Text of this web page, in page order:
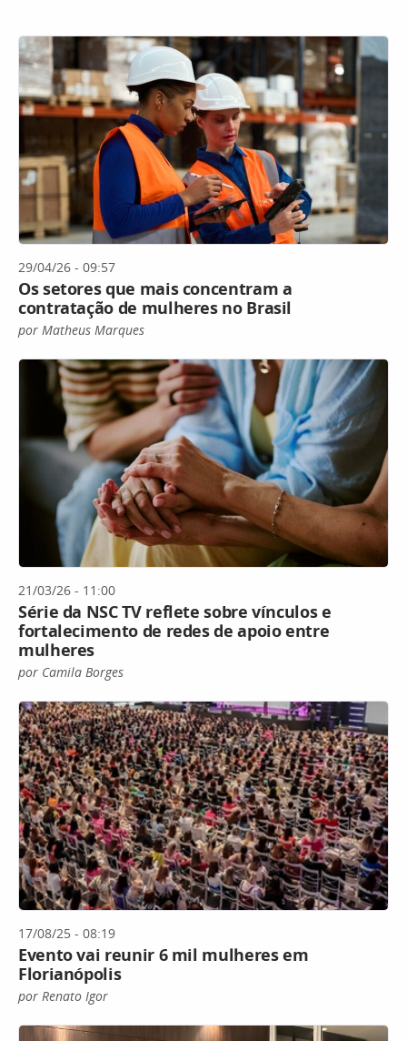
29/04/26 - 09:57
Os setores que mais concentram a
contratação de mulheres no Brasil
por Matheus Marques
21/03/26 - 11:00
Série da NSC TV reflete sobre vínculos e
fortalecimento de redes de apoio entre
mulheres
por Camila Borges
17/08/25 - 08:19
Evento vai reunir 6 mil mulheres em
Florianópolis
por Renato Igor